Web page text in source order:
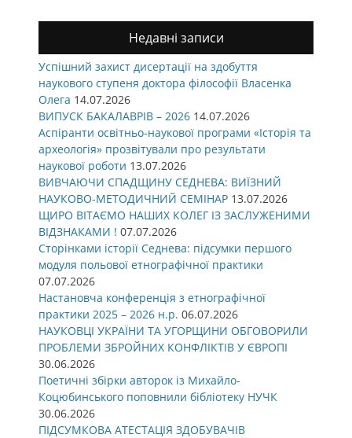
Недавні записи
Успішний захист дисертації на здобуття
наукового ступеня доктора філософії Власенка
Олега 14.07.2026
ВИПУСК БАКАЛАВРІВ – 2026 14.07.2026
Аспіранти освітньо-наукової програми «Історія та
археологія» прозвітували про результати
наукової роботи 13.07.2026
ВИВЧАЮЧИ СПАДЩИНУ СЕДНЕВА: ВИЇЗНИЙ
НАУКОВО-МЕТОДИЧНИЙ СЕМІНАР 13.07.2026
ЩИРО ВІТАЄМО НАШИХ КОЛЕГ ІЗ ЗАСЛУЖЕНИМИ
ВІДЗНАКАМИ ! 07.07.2026
Сторінками історії Седнева: підсумки першого
модуля польової етнографічної практики
07.07.2026
Настановча конференція з етнографічної
практики 2025 – 2026 н.р. 06.07.2026
НАУКОВЦІ УКРАЇНИ ТА УГОРЩИНИ ОБГОВОРИЛИ
ПРОБЛЕМИ ЗБРОЙНИХ КОНФЛІКТІВ У ЄВРОПІ
30.06.2026
Поетичні збірки авторок із Михайло-
Коцюбинського поповнили бібліотеку НУЧК
30.06.2026
ПІДСУМКОВА АТЕСТАЦІЯ ЗДОБУВАЧІВ